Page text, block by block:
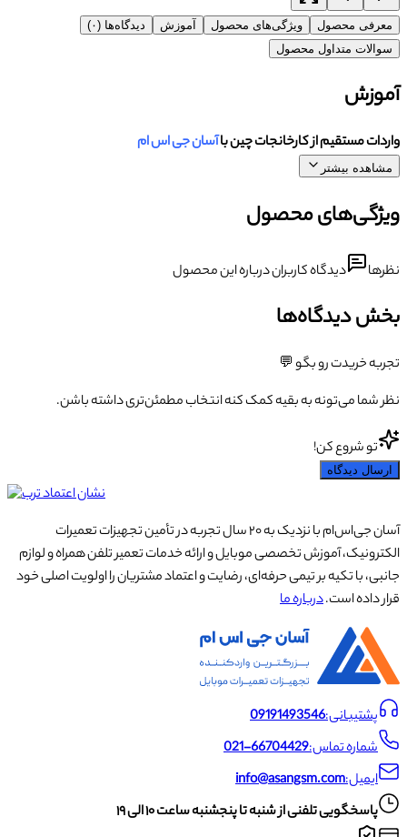
معرفی محصول ویژگی‌های محصول آموزش
دیدگاه‌ها (۰)
سوالات متداول محصول
آموزش
واردات مستقیم از کارخانجات چین باآسان جی اس ام
مشاهده بیشتر
ویژگی‌های محصول
نظرها دیدگاه کاربران درباره این محصول
بخش دیدگاه‌ها
تجربه خریدت رو بگو 💬
نظر شما می‌تونه به بقیه کمک کنه انتخاب مطمئن‌تری داشته باشن.
تو شروع کن!
ارسال دیدگاه
آسان جی‌اس‌ام با نزدیک به ۲۰ سال تجربه در تأمین تجهیزات تعمیرات
الکترونیک، آموزش تخصصی موبایل و ارائه خدمات تعمیر تلفن همراه و لوازم
جانبی، با تکیه بر تیمی حرفه‌ای، رضایت و اعتماد مشتریان را اولویت اصلی خود
قرار داده است.درباره ما
پشتیبانی:09191493546
شماره تماس:021-66704429
ایمیل:info@asangsm.com
پاسخگویی تلفنی از شنبه تا پنجشنبه ساعت ۱۰ الی ۱۹